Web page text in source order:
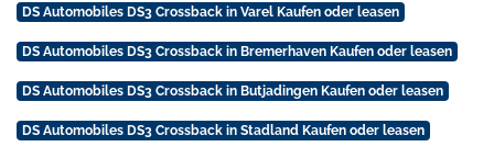
DS Automobiles DS3 Crossback in Varel Kaufen oder leasen
DS Automobiles DS3 Crossback in Bremerhaven Kaufen oder leasen
DS Automobiles DS3 Crossback in Butjadingen Kaufen oder leasen
DS Automobiles DS3 Crossback in Stadland Kaufen oder leasen